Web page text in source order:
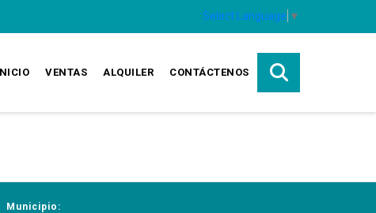
Select Language ▼
VENTAS ALQUILER CONTÁCTENOS
Municipio: